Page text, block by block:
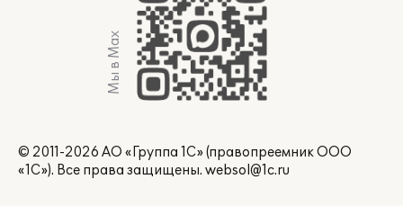
Мы в Max
© 2011-2026 АО «Группа 1С» (правопреемник ООО
«1С»). Все права защищены. websol@1c.ru